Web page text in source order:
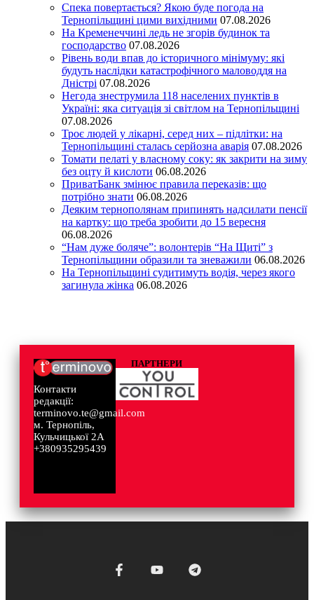
Спека повертається? Якою буде погода на
Тернопільщині цими вихідними 07.08.2026
На Кременеччині ледь не згорів будинок та
господарство 07.08.2026
Рівень води впав до історичного мінімуму: які
будуть наслідки катастрофічного маловоддя на
Дністрі 07.08.2026
Негода знеструмила 118 населених пунктів в
Україні: яка ситуація зі світлом на Тернопільщині
07.08.2026
Троє людей у лікарні, серед них – підлітки: на
Тернопільщині сталась серйозна аварія 07.08.2026
Томати пелаті у власному соку: як закрити на зиму
без оцту й кислоти 06.08.2026
ПриватБанк змінює правила переказів: що
потрібно знати 06.08.2026
Деяким тернополянам припинять надсилати пенсії
на картку: що треба зробити до 15 вересня
06.08.2026
“Нам дуже боляче”: волонтерів “На Щиті” з
Тернопільщини образили та зневажили 06.08.2026
На Тернопільщині судитимуть водія, через якого
загинула жінка 06.08.2026
Контакти
редакції:
terminovo.te@gmail.com
м. Тернопіль,
Кульчицької 2А
+380935295439
ПАРТНЕРИ